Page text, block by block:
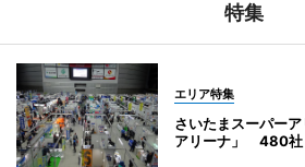
特集
エリア特集
さいたまスーパー
アリーナ」 480社